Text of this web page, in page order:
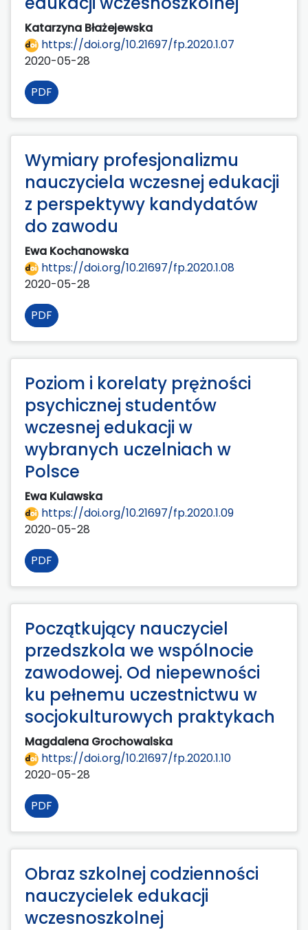
Katarzyna Błażejewska
https://doi.org/10.21697/fp.2020.1.07
2020-05-28
PDF
Wymiary profesjonalizmu
nauczyciela wczesnej edukacji
z perspektywy kandydatów
do zawodu
Ewa Kochanowska
https://doi.org/10.21697/fp.2020.1.08
2020-05-28
PDF
Poziom i korelaty prężności
psychicznej studentów
wczesnej edukacji w
wybranych uczelniach w
Polsce
Ewa Kulawska
https://doi.org/10.21697/fp.2020.1.09
2020-05-28
PDF
Początkujący nauczyciel
przedszkola we wspólnocie
zawodowej. Od niepewności
ku pełnemu uczestnictwu w
socjokulturowych praktykach
Magdalena Grochowalska
https://doi.org/10.21697/fp.2020.1.10
2020-05-28
PDF
Obraz szkolnej codzienności
nauczycielek edukacji
wczesnoszkolnej